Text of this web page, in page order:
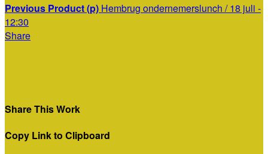
Previous Product (p) Hembrug ondernemerslunch / 18 juli -
12:30
Share
Share This Work
Copy Link to Clipboard